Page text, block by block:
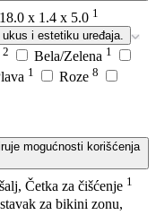
18.0 x 1.4 x 5.0 1
i estetiku uređaja.
2 Bela/Zelena 1
1 Roze 8
mogućnosti korišćenja
Četka za čišćenje 1
za bikini zonu,